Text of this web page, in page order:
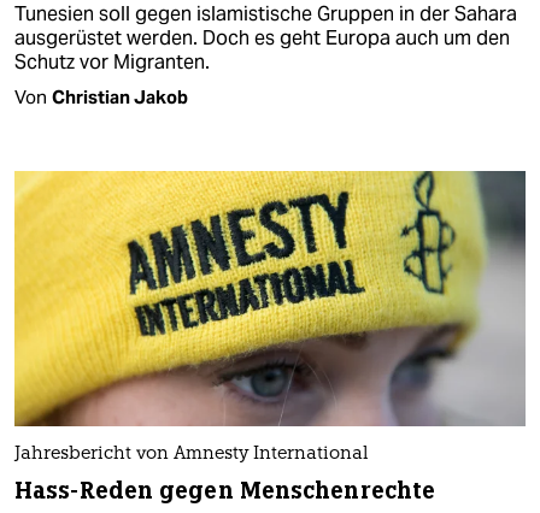
Tunesien soll gegen islamistische Gruppen in der Sahara
ausgerüstet werden. Doch es geht Europa auch um den
Schutz vor Migranten.
Von Christian Jakob
Jahresbericht von Amnesty International
Hass-Reden gegen Menschenrechte